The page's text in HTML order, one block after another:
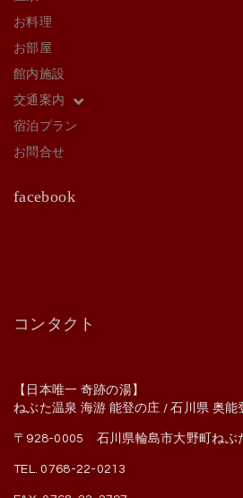
お料理
お部屋
館内施設
交通案内
宿泊プラン
お問合せ
facebook
コンタクト
【日本唯一 奇跡の湯】
ねぶた温泉 海游 能登の庄 / 石川県 奥能
〒928-0005 石川県輪島市大野町ねぶ
TEL. 0768-22-0213